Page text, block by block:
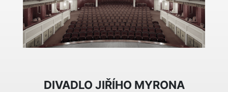
DIVADLO JIŘÍHO MYRONA